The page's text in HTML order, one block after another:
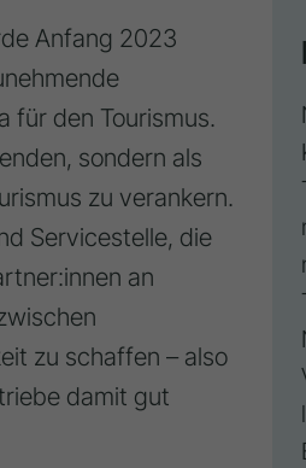
Anfang 2023
für den Tourismus.
sondern als
zu verankern.
Servicestelle, die
an
zu schaffen – also
damit gut